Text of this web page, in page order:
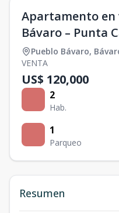
Apartamento en
Bávaro – Punta
Pueblo Bávaro,
VENTA
US$ 120,000
2
Hab.
1
Parqueo
Resumen